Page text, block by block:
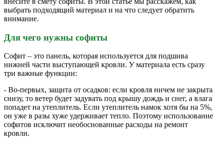
выбрать подходящий материал и на что следует обратить
внимание.
Для чего нужны софиты
Софит – это панель, которая используется для подшива
нижней части выступающей кровли. У материала есть сразу
три важные функции:
- Во-первых, защита от осадков: если кровля ничем не закрыта
снизу, то ветер будет задувать под крышу дождь и снег, а влага
попадет на утеплитель. Если утеплитель намок хотя бы на 5%,
он уже в разы хуже удерживает тепло. Поэтому использование
софитов исключит необоснованные расходы на ремонт
кровли.